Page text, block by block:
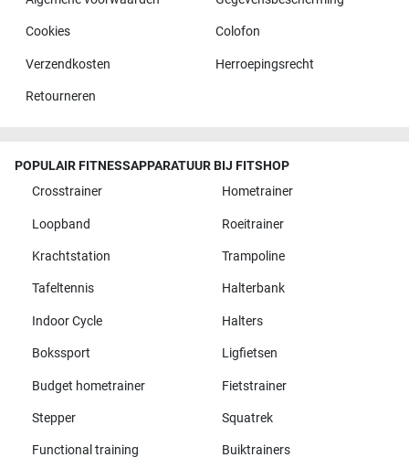
Cookies Colofon
Verzendkosten Herroepingsrecht
Retourneren
POPULAIR FITNESSAPPARATUUR BIJ FITSHOP
Crosstrainer
Hometrainer
Loopband Roeitrainer
Krachtstation Trampoline
Tafeltennis Halterbank
Indoor Cycle Halters
Bokssport Ligfietsen
Budget hometrainer Fietstrainer
Stepper Squatrek
Functional training Buiktrainers